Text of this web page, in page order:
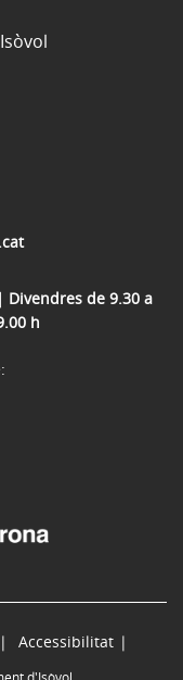
de 9.30 a
h
Accessibilitat